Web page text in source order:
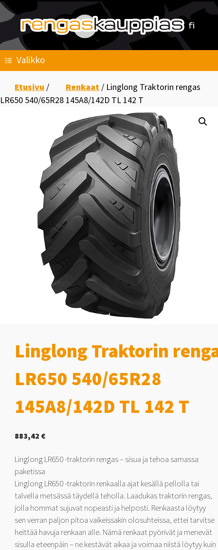
Skip
content
Valikko
Etusivu / Renkaat / Linglong Traktorin rengas
LR650 540/65R28 145A8/142D TL 142 T
Linglong Traktorin
LR650 540/65R28
145A8/142D TL 142 T
883,42 €
Linglong LR650 -traktorin rengas – sisua ja tehoa samassa
paketissa
Linglong LR650 -traktorin renkaalla ajat kesällä pellolla tai
talvella metsässä täydellä teholla. Laadukas traktorin rengas,
jolla hommat sujuvat nopeasti ja helposti. Renkaasta löytyy
sen verran paljon pitoa vaikeissakin olosuhteissa, ettei tarvitse
heittää havuja renkaan alle. Nämä renkaat pyörivät ja menevät
sisulla eteenpäin – ne kestävät aikaa ja voimaa niistä löytyy kuin